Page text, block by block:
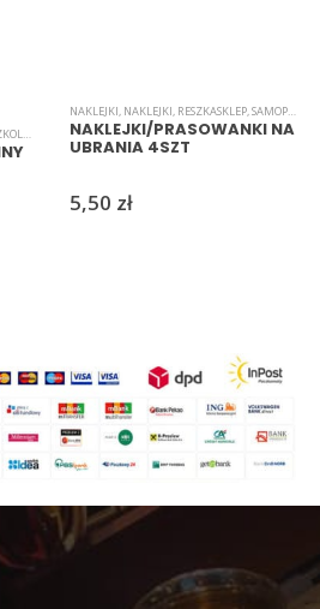
,NOWOŚCI, RESZKASKLEP,TORBY I PIÓRNIKI
NAKLEJKI, NAKLEJKI, RESZKASKLEP,SAMOPRZYLEPNE
NAKLEJKI/PRASOWANKI NA
UBRANIA 4SZT
5,50 zł